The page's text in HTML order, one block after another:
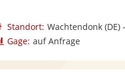
Standort: Wachtendonk(DE)-
Gage: auf Anfrage